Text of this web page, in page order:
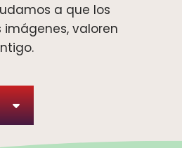
a que los
valoren